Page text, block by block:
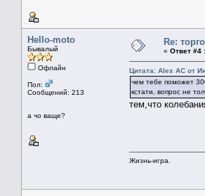
Hello-moto
Бывалый
Офлайн
Пол:
Сообщений: 213
а чо ваще?
Re:
« Ответ #4 :
Цитата: Alex AC от
чем тебе поможет
кстати, вопрос не
тем,что
Жизнь-игра.